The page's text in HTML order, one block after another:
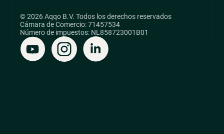
© 2026 Aqqo B.V. Todos los derechos reservados
Cámara de Comercio: 71457534
Número de impuestos: NL858723001B01